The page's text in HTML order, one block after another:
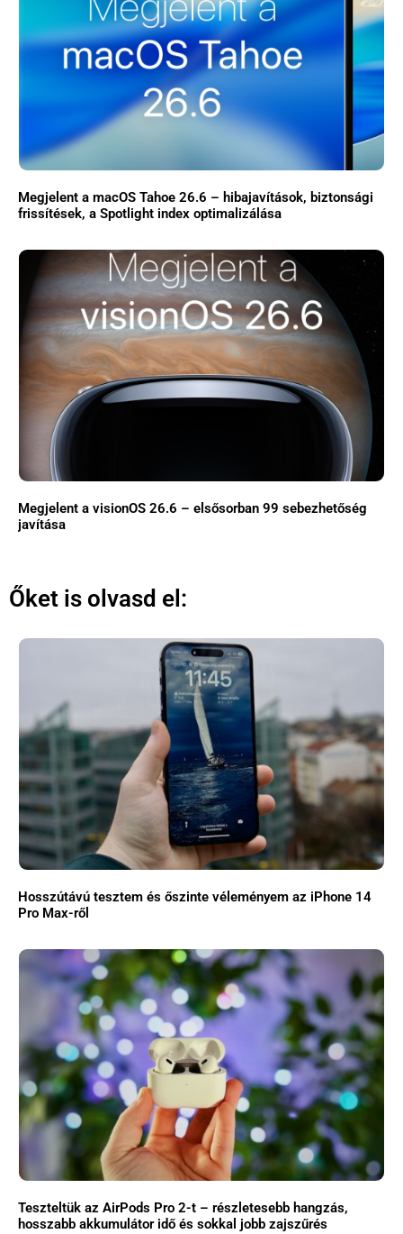
Megjelent a macOS Tahoe 26.6 – hibajavítások, biztonsági
frissítések, a Spotlight index optimalizálása
Megjelent a visionOS 26.6 – elsősorban 99 sebezhetőség
javítása
Őket is olvasd el:
Hosszútávú tesztem és őszinte véleményem az iPhone 14
Pro Max-ről
Teszteltük az AirPods Pro 2-t – részletesebb hangzás,
hosszabb akkumulátor idő és sokkal jobb zajszűrés